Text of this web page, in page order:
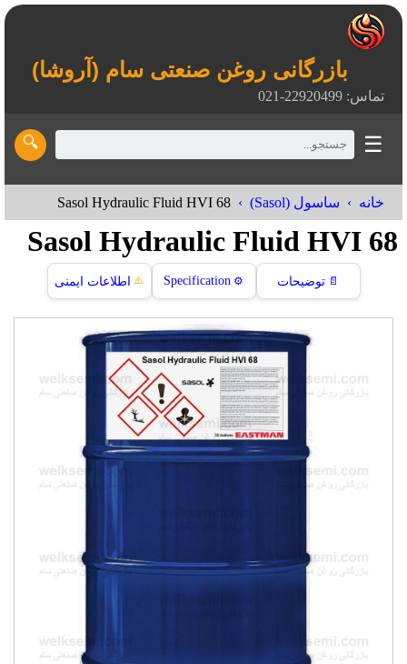
بازرگانی روغن صنعتی سام (آروشا)
تماس: 22920499-021
☰
🔍
خانه ساسول (Sasol) Sasol Hydraulic Fluid HVI 68
Sasol Hydraulic Fluid HVI 68
📄 توضیحات ⚙️
Specification
⚠️ اطلاعات ایمنی